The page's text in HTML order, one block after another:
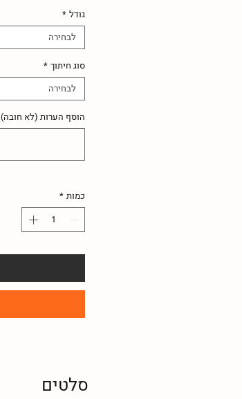
גודל *
לבחירה
סוג חיתוך *
לבחירה
הוסף הערות (לא חובה)
כמות *
סלטים